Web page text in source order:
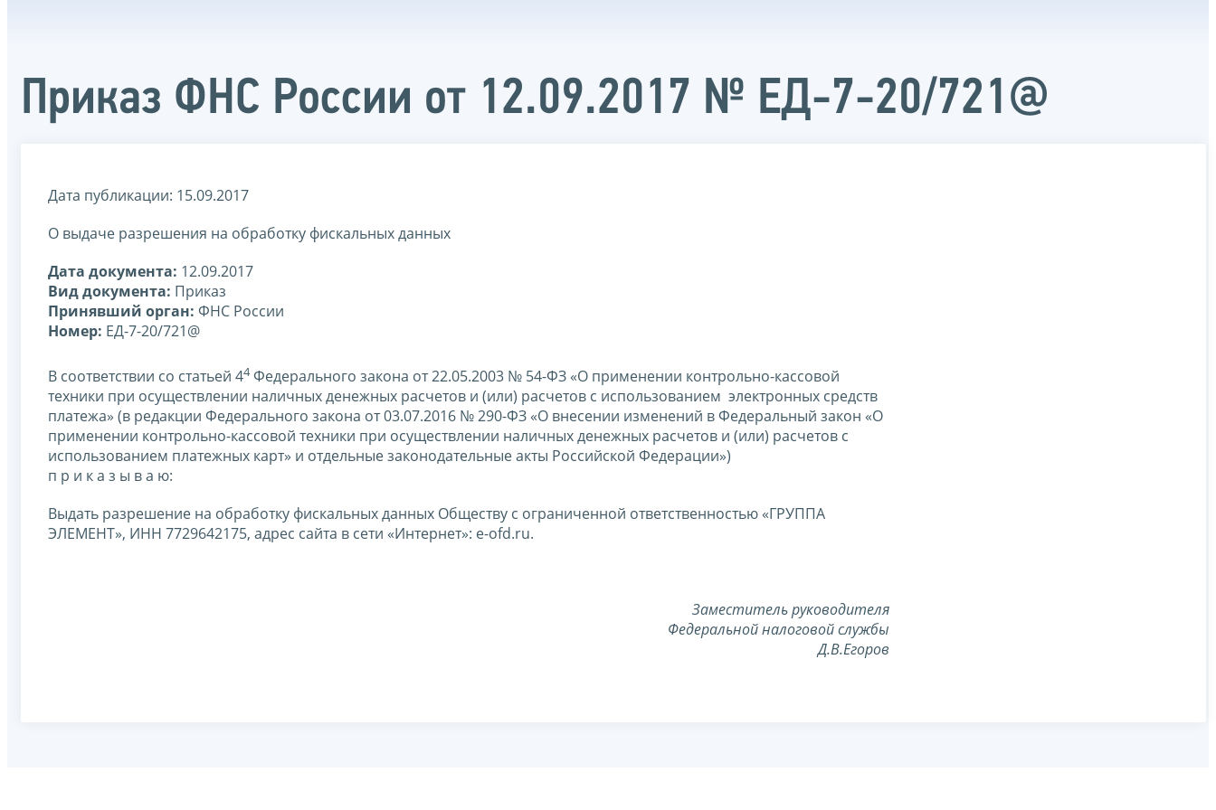
Приказ ФНС России от 12.09.2017 № ЕД-7-20/721@
Дата публикации: 15.09.2017
О выдаче разрешения на обработку фискальных данных
Дата документа: 12.09.2017
Вид документа: Приказ
Принявший орган: ФНС России
Номер: ЕД-7-20/721@
В соответствии со статьей 44Федерального закона от 22.05.2003 № 54-ФЗ «О применении контрольно-кассовой
техники при осуществлении наличных денежных расчетов и (или) расчетов с использованием электронных средств
платежа» (в редакции Федерального закона от 03.07.2016 № 290-ФЗ «О внесении изменений в Федеральный закон «О
применении контрольно-кассовой техники при осуществлении наличных денежных расчетов и (или) расчетов с
использованием платежных карт» и отдельные законодательные акты Российской Федерации»)
п р и к а з ы в а ю:
Выдать разрешение на обработку фискальных данных Обществу с ограниченной ответственностью «ГРУППА
ЭЛЕМЕНТ», ИНН 7729642175, адрес сайта в сети «Интернет»: e-ofd.ru.
Заместитель руководителя
Федеральной налоговой службы
Д.В.Егоров